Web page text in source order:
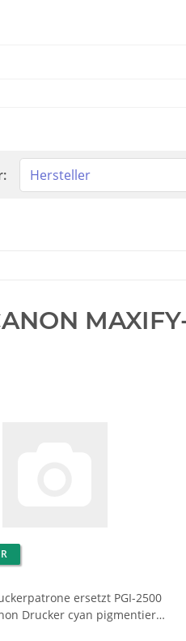
ersetzt PGI-2500
Drucker cyan pigmentiert